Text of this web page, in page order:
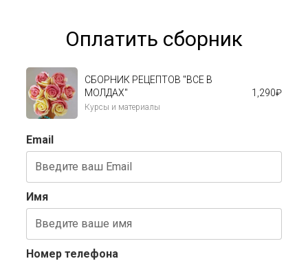
Оплатить сборник
СБОРНИК РЕЦЕПТОВ "ВСЕ В
МОЛДАХ"
Курсы и материалы
1,290₽
Email
Имя
Номер телефона